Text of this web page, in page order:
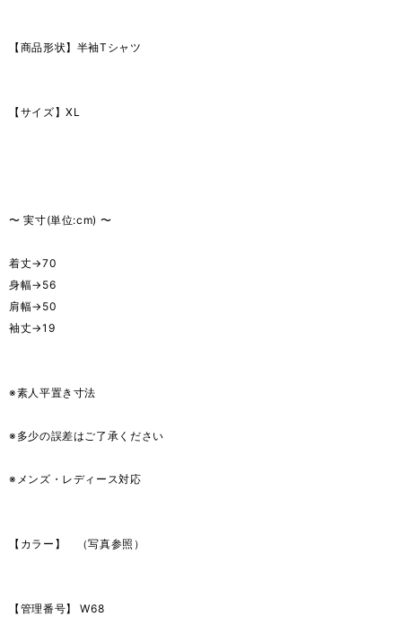
【商品形状】半袖Tシャツ
【サイズ】XL
〜 実寸(単位:cm) 〜
着丈→70
身幅→56
肩幅→50
袖丈→19
※素人平置き寸法
※多少の誤差はご了承ください
※メンズ・レディース対応
【カラー】 （写真参照）
【管理番号】 W68